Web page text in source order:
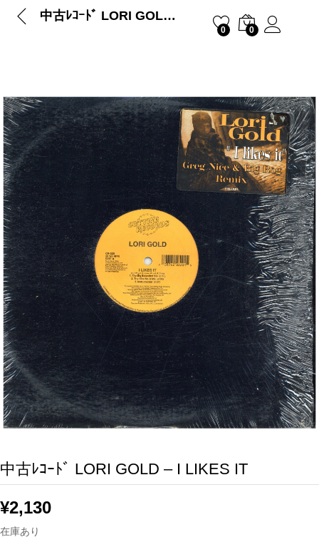
中古ﾚｺｰﾄﾞ LORI GOLD – I LIKES IT
0 0
中古ﾚｺｰﾄﾞ LORI GOLD – I LIKES IT
¥2,130
在庫あり